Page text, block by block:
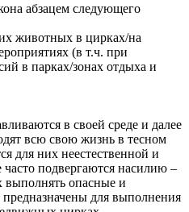
абзацем следующего
животных в цирках/на
(в т.ч. при
в парках/зонах отдыха и
в своей среде и далее
всю свою жизнь в тесном
для них неестественной и
подвергаются насилию –
выполнять опасные и
для выполнения